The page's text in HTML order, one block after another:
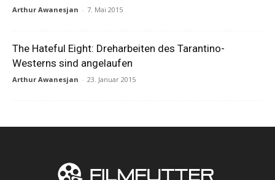
Arthur Awanesjan - 7. Mai 2015
The Hateful Eight: Dreharbeiten des Tarantino-
Westerns sind angelaufen
Arthur Awanesjan - 23. Januar 2015